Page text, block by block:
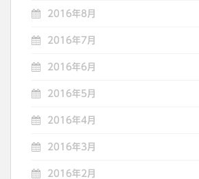
2016年8月
2016年7月
2016年6月
2016年5月
2016年4月
2016年3月
2016年2月